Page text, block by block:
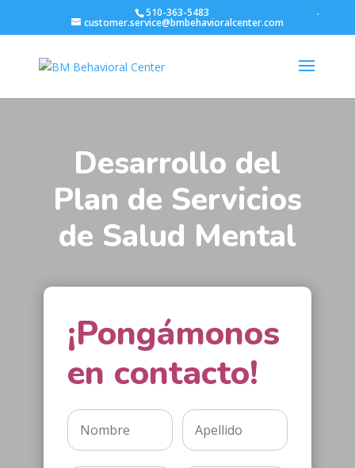
.
510-363-5483
customer.service@bmbehavioralcenter.com
Desarrollo del
Plan de Servicios
de Salud Mental
¡Pongámonos
en contacto!